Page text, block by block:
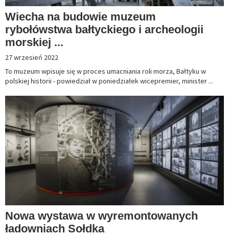
Wiecha na budowie muzeum
rybołówstwa bałtyckiego i archeologii
morskiej ...
27 wrzesień 2022
To muzeum wpisuje się w proces umacniania roli morza, Bałtyku w
polskiej historii - powiedział w poniedziałek wicepremier, minister ...
Nowa wystawa w wyremontowanych
ładowniach Sołdka